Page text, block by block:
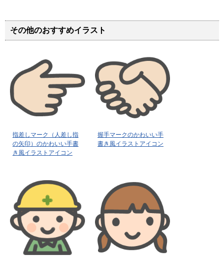
その他のおすすめイラスト
指差しマーク（人差し指
の矢印）のかわいい手書
き風イラストアイコン
握手マークのかわいい手
書き風イラストアイコン